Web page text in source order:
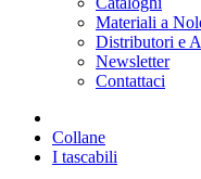
Materiali a
Distributori e
Newsletter
Contattaci
Collane
I tascabili